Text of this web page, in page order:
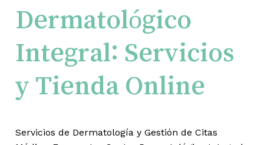
Dermatológico
Integral: Servicios
y Tienda Online
Servicios de Dermatología y Gestión de Citas